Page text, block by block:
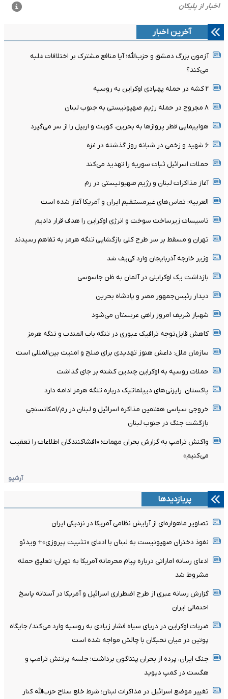
آخرین اخبار
آزمون بزرگ دمشق و حزب‌الله؛ آیا منافع مشترک بر اختلافات غلبه
می‌کند؟
۲ کشه در حمله پهپادی اوکراین به روسیه
۸ مجروح در حمله رژیم صهیونیستی به جنوب لبنان
هواپیمایی قطر پروازها به بحرین، کویت و اربیل را از سر می‌گیرد
۶ شهید و زخمی در شبانه روز گذشته در غزه
حملات اسرائیل ثبات سوریه را تهدید می‌کند
آغاز مذاکرات لبنان و رژیم صهیونیستی در رم
العربیه: تماس‌های غیرمستقیم ایران و آمریکا آغاز شده است
تاسیسات زیرساخت سوخت و انرژی اوکراین را هدف قرار دادیم
تهران و مسقط بر سر طرح کلی بازگشایی تنگه هرمز به تفاهم رسیدند
وزیر خارجه آذربایجان وارد کی‌یف شد
بازداشت یک اوکراینی در آلمان به ظن جاسوسی
دیدار رئیس‌جمهور مصر و پادشاه بحرین
شهباز شریف امروز راهی عربستان می‌شود
کاهش قابل‌توجه ترافیک عبوری در تنگه باب المندب و تنگه هرمز
سازمان ملل: داعش هنوز تهدیدی برای صلح و امنیت بین‌المللی است
حملات روسیه به اوکراین چندین کشته بر جای گذاشت
پاکستان: رایزنی‌های دیپلماتیک درباره تنگه هرمز ادامه دارد
خروجی سیاسی هفتمین مذاکره اسرائیل و لبنان در رم/امکانسنجی
بازگشت جنگ در جنوب لبنان
واکنش ترامپ به گزارش بحران مهمات؛ «افشاکنندگان اطلاعات را تعقیب
می‌کنیم»
آرشیو
پربازدیدها
تصاویر ماهواره‌ای از آرایش نظامی آمریکا در نزدیکی ایران
نفوذ دختران صهیونیست به لبنان با ادعای «تثبیت پیروزی»+ ویدئو
ادعای رسانه اماراتی درباره پیام محرمانه آمریکا به تهران؛ تعلیق حمله
مشروط شد
گزارش رسانه عبری از طرح اضطراری اسرائیل و آمریکا در آستانه پاسخ
احتمالی ایران
ضربات اوکراین در دریای سیاه فشار زیادی به روسیه وارد می‌کند/ جایگاه
پوتین در میان نخبگان با چالش مواجه شده است
جنگ ایران، پرده از بحران پنتاگون برداشت؛ جلسه پرتنش ترامپ و
هگست در کمپ دیوید
تغییر موضع اسرائیل در مذاکرات لبنان؛ شرط خلع سلاح حزب‌الله کنار